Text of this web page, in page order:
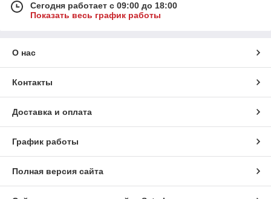
Сегодня работает с 09:00 до 18:00
Показать весь график работы
О нас
Контакты
Доставка и оплата
График работы
Полная версия сайта